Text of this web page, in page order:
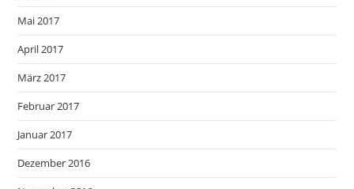
Mai 2017
April 2017
März 2017
Februar 2017
Januar 2017
Dezember 2016